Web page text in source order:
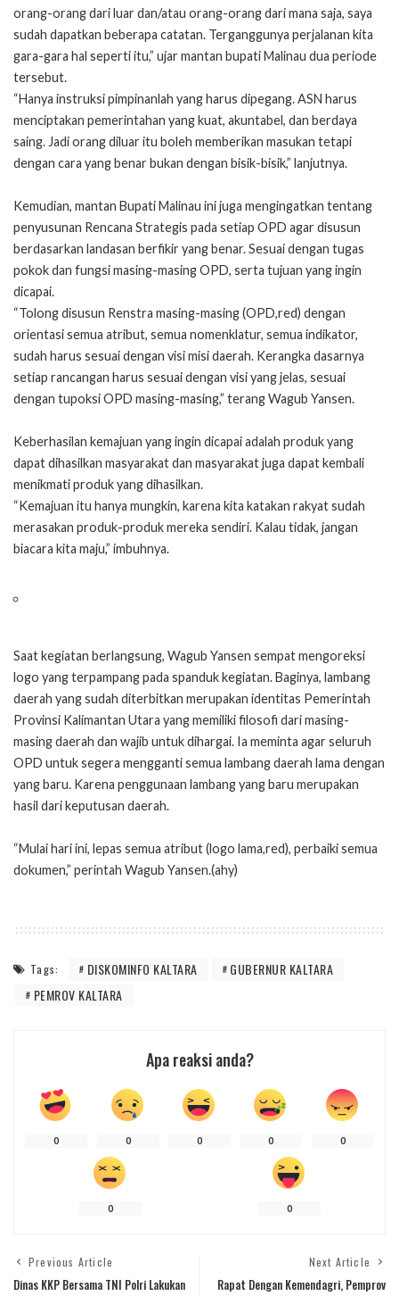
orang-orang dari luar dan/atau orang-orang dari mana saja, saya
sudah dapatkan beberapa catatan. Terganggunya perjalanan kita
gara-gara hal seperti itu,” ujar mantan bupati Malinau dua periode
tersebut.
“Hanya instruksi pimpinanlah yang harus dipegang. ASN harus
menciptakan pemerintahan yang kuat, akuntabel, dan berdaya
saing. Jadi orang diluar itu boleh memberikan masukan tetapi
dengan cara yang benar bukan dengan bisik-bisik,” lanjutnya.
Kemudian, mantan Bupati Malinau ini juga mengingatkan tentang
penyusunan Rencana Strategis pada setiap OPD agar disusun
berdasarkan landasan berfikir yang benar. Sesuai dengan tugas
pokok dan fungsi masing-masing OPD, serta tujuan yang ingin
dicapai.
“Tolong disusun Renstra masing-masing (OPD,red) dengan
orientasi semua atribut, semua nomenklatur, semua indikator,
sudah harus sesuai dengan visi misi daerah. Kerangka dasarnya
setiap rancangan harus sesuai dengan visi yang jelas, sesuai
dengan tupoksi OPD masing-masing,” terang Wagub Yansen.
Keberhasilan kemajuan yang ingin dicapai adalah produk yang
dapat dihasilkan masyarakat dan masyarakat juga dapat kembali
menikmati produk yang dihasilkan.
“Kemajuan itu hanya mungkin, karena kita katakan rakyat sudah
merasakan produk-produk mereka sendiri. Kalau tidak, jangan
biacara kita maju,” imbuhnya.
Saat kegiatan berlangsung, Wagub Yansen sempat mengoreksi
logo yang terpampang pada spanduk kegiatan. Baginya, lambang
daerah yang sudah diterbitkan merupakan identitas Pemerintah
Provinsi Kalimantan Utara yang memiliki filosofi dari masing-
masing daerah dan wajib untuk dihargai. Ia meminta agar seluruh
OPD untuk segera mengganti semua lambang daerah lama dengan
yang baru. Karena penggunaan lambang yang baru merupakan
hasil dari keputusan daerah.
“Mulai hari ini, lepas semua atribut (logo lama,red), perbaiki semua
dokumen,” perintah Wagub Yansen.(ahy)
Tags: DISKOMINFO KALTARA
GUBERNUR KALTARA
PEMROV KALTARA
Apa reaksi anda?
0 0 0 0 0
0 0
Previous Article
Dinas KKP Bersama TNI Polri Lakukan
Next Article
Rapat Dengan Kemendagri, Pemprov